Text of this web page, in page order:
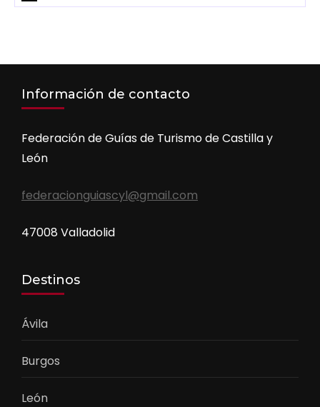
Información de contacto
Federación de Guías de Turismo de Castilla y
León
federacionguiascyl@gmail.com
47008 Valladolid
Destinos
Ávila
Burgos
León